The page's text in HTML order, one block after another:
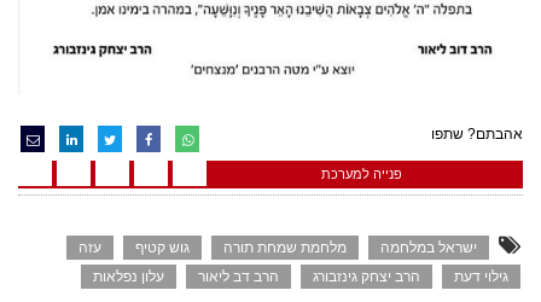
אהבתם? שתפו
פנייה למערכת
ישראל במלחמה מלחמת שמחת תורה גוש קטיף
עזה
גילוי דעת
הרב יצחק גינזבורג הרב דב ליאור עלון נפלאות